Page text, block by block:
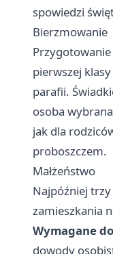
spowiedzi
Bierzmowanie
pierwszej
parafii.
osoba
jak dla
proboszczem.
Małżeństwo
Najpóźniej
zamieszkania
Wymagane
dowody